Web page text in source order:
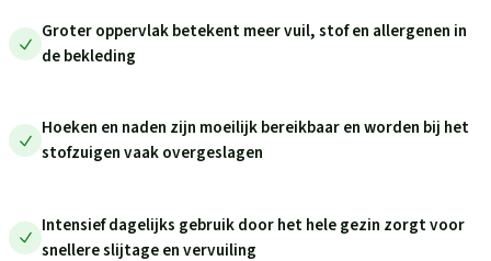
Groter oppervlak betekent meer vuil, stof en allergenen in
de bekleding
Hoeken en naden zijn moeilijk bereikbaar en worden bij het
stofzuigen vaak overgeslagen
Intensief dagelijks gebruik door het hele gezin zorgt voor
snellere slijtage en vervuiling